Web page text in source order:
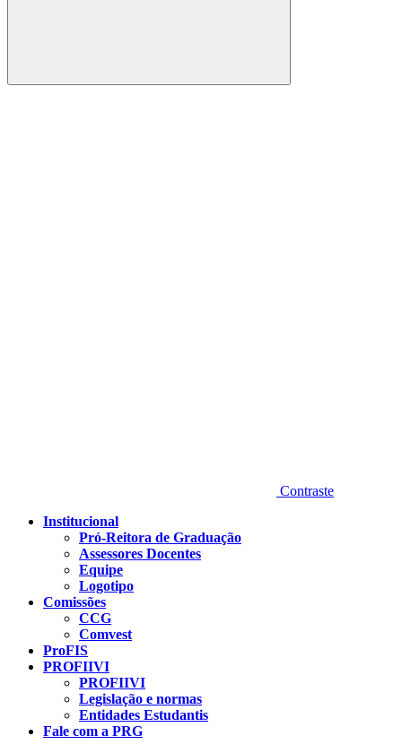
Buscar
Contraste
Institucional
Pró-Reitora de Graduação
Assessores Docentes
Equipe
Logotipo
Comissões
CCG
Comvest
ProFIS
PROFIIVI
PROFIIVI
Legislação e normas
Entidades Estudantis
Fale com a PRG